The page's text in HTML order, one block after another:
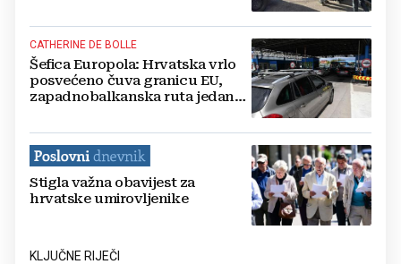
CATHERINE DE BOLLE
Šefica Europola: Hrvatska vrlo
posvećeno čuva granicu EU,
zapadnobalkanska ruta jedan
Stigla važna obavijest za
hrvatske umirovljenike
KLJUČNE RIJEČI